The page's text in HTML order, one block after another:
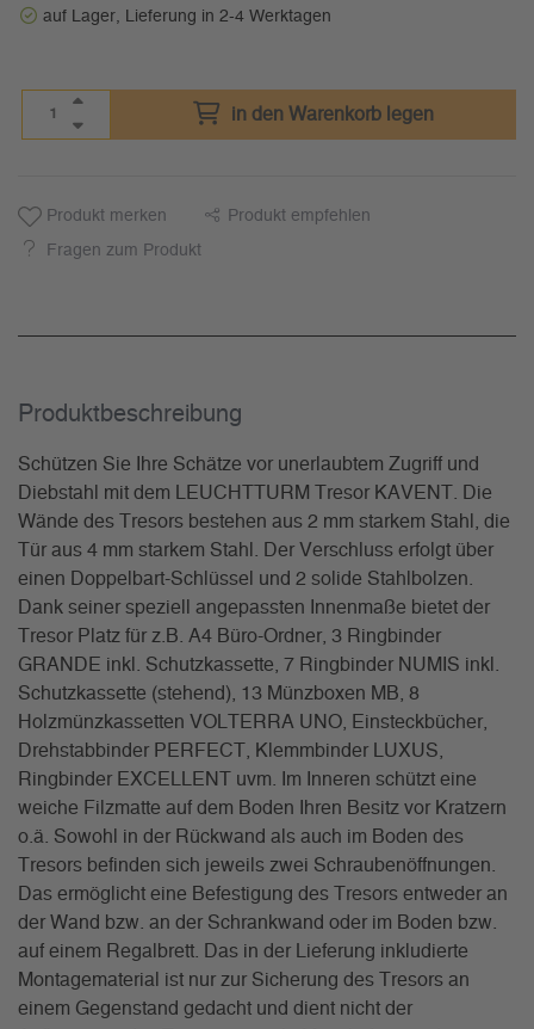
auf Lager, Lieferung in 2-4 Werktagen
in den Warenkorb legen
Produkt merken Produkt empfehlen
Fragen zum Produkt
Produkt­beschreibung
Schützen Sie Ihre Schätze vor unerlaubtem Zugriff und
Diebstahl mit dem LEUCHTTURM Tresor KAVENT. Die
Wände des Tresors bestehen aus 2 mm starkem Stahl, die
Tür aus 4 mm starkem Stahl. Der Verschluss erfolgt über
einen Doppelbart-Schlüssel und 2 solide Stahlbolzen.
Dank seiner speziell angepassten Innenmaße bietet der
Tresor Platz für z.B. A4 Büro-Ordner, 3 Ringbinder
GRANDE inkl. Schutzkassette, 7 Ringbinder NUMIS inkl.
Schutzkassette (stehend), 13 Münzboxen MB, 8
Holzmünzkassetten VOLTERRA UNO, Einsteckbücher,
Drehstabbinder PERFECT, Klemmbinder LUXUS,
Ringbinder EXCELLENT uvm. Im Inneren schützt eine
weiche Filzmatte auf dem Boden Ihren Besitz vor Kratzern
o.ä. Sowohl in der Rückwand als auch im Boden des
Tresors befinden sich jeweils zwei Schraubenöffnungen.
Das ermöglicht eine Befestigung des Tresors entweder an
der Wand bzw. an der Schrankwand oder im Boden bzw.
auf einem Regalbrett. Das in der Lieferung inkludierte
Montagematerial ist nur zur Sicherung des Tresors an
einem Gegenstand gedacht und dient nicht der